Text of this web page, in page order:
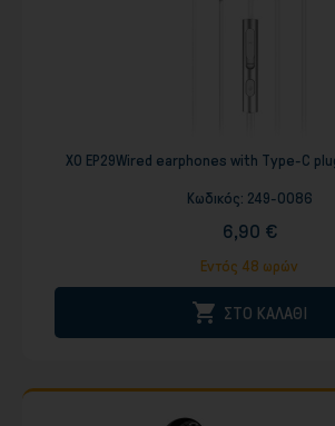
XO EP29Wired earphones with Type-C
Κωδικός: 249-0086
6,90 €
Εντός 48 ωρών
 ΣΤΟ ΚΑΛΑΘΙ